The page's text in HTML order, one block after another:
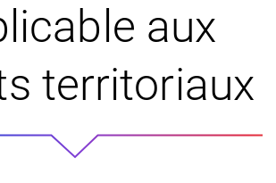
aux
territoriaux